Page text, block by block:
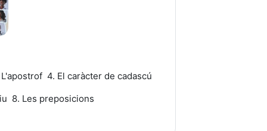
4. El caràcter de cadascú
8. Les preposicions